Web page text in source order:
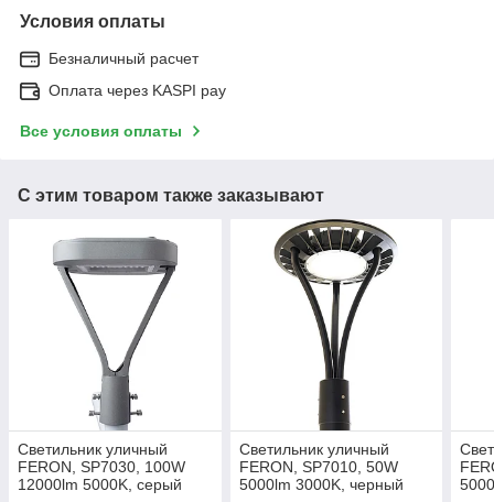
Условия оплаты
Безналичный расчет
Оплата через KASPI pay
Все условия оплаты
С этим товаром также заказывают
Светильник уличный
FERON, SP7030, 100W
12000lm 5000K, серый
Светильник уличный
FERON, SP7010, 50W
5000lm 3000K, черный